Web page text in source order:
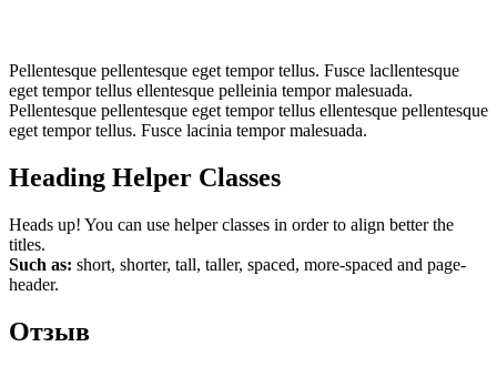
Pellentesque pellentesque eget tempor tellus. Fusce lacllentesque
eget tempor tellus ellentesque pelleinia tempor malesuada.
Pellentesque pellentesque eget tempor tellus ellentesque pellentesque
eget tempor tellus. Fusce lacinia tempor malesuada.
Heading Helper Classes
Heads up! You can use helper classes in order to align better the
titles.
Such as: short, shorter, tall, taller, spaced, more-spaced and page-
header.
Отзыв